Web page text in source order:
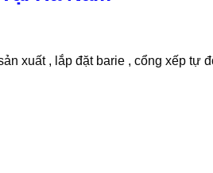
xuất , lắp đặt barie , cổng xếp tự